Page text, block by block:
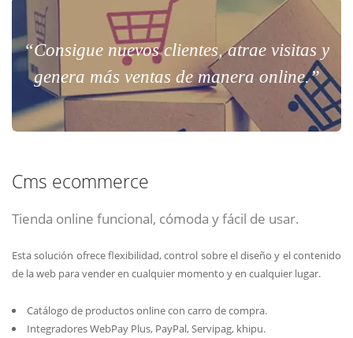
“Consigue nuevos clientes, atrae visitas y
genera más ventas de manera online.”
Cms ecommerce
Tienda online funcional, cómoda y fácil de usar.
Esta solución ofrece flexibilidad, control sobre el diseño y el contenido
de la web para vender en cualquier momento y en cualquier lugar.
Catálogo de productos online con carro de compra.
Integradores WebPay Plus, PayPal, Servipag, khipu.